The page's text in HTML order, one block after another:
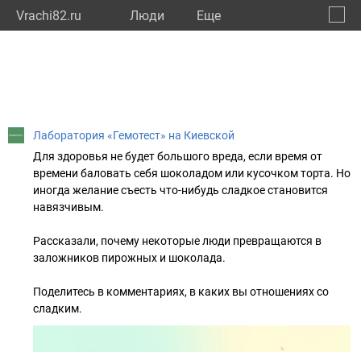
Vrachi82.ru Люди Eще
Лаборатория «Гемотест» на Киевской
Для здоровья не будет большого вреда, если время от
времени баловать себя шоколадом или кусочком торта. Но
иногда желание съесть что-нибудь сладкое становится
навязчивым.
Рассказали, почему некоторые люди превращаются в
заложников пирожных и шоколада.
Поделитесь в комментариях, в каких вы отношениях со
сладким.